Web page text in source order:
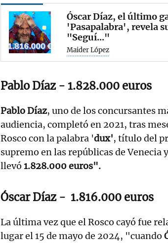
Óscar Díaz, el último
'Pasapalabra', revela
"Seguí..."
Maider López
Pablo Díaz - 1.828.000 euros
Pablo Díaz, uno de los concursantes
audiencia, completó en 2021, tras
Rosco con la palabra 'dux', título del
supremo en las repúblicas de Venecia
llevó 1.828.000 euros".
Óscar Díaz- 1.816.000 euros
La última vez que el Rosco cayó fue
lugar el 15 de mayo de 2024, "cuando